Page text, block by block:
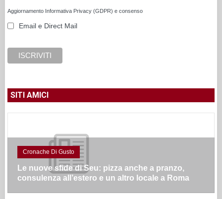
Aggiornamento Informativa Privacy (GDPR) e consenso
Email e Direct Mail
SITI AMICI
Cronache Di Gusto
Le nuove sfide di Seu: pizza anche a pranzo,
consulenza all’estero e un altro locale a Roma